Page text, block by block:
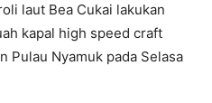
laut Bea Cukai lakukan
kapal high speed craft
Pulau Nyamuk pada Selasa